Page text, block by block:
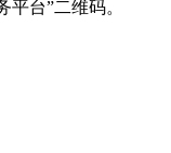
台”二维码。